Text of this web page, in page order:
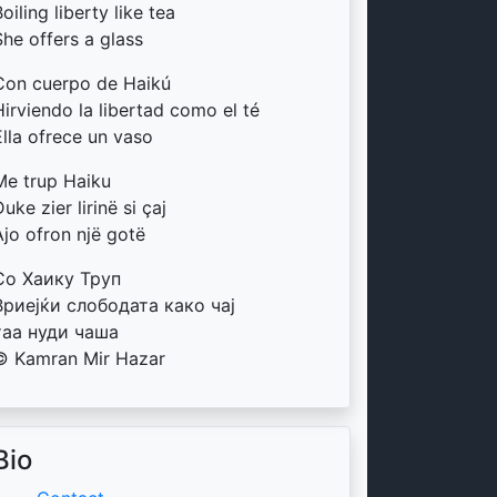
liberty like tea
offers a glass
cuerpo de Haikú
la libertad como el té
ofrece un vaso
trup Haiku
zier lirinë si çaj
ofron një gotë
Хаику Труп
слободата како чај
нуди чаша
Kamran Mir Hazar